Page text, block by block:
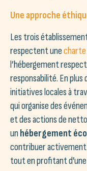
Une approche
Les trois
respectent une
l’hébergement
responsabilité. En
initiatives locales à
qui organise des
et des actions de
unhébergement
contribuer activement
tout en profitant